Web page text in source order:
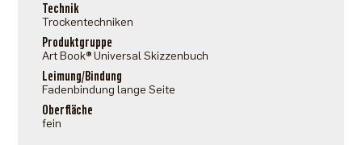
Technik
Trockentechniken
Produktgruppe
Art Book® Universal Skizzenbuch
Leimung/Bindung
Fadenbindung lange Seite
Oberfläche
fein